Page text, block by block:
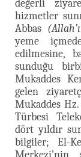
değerli
hizmetler
Abbas
yeme
edilmesine,
sunduğu
Mukaddes
gelen
Mukaddes Hz.
Türbesi
dört yıldır
bilgiler; El-